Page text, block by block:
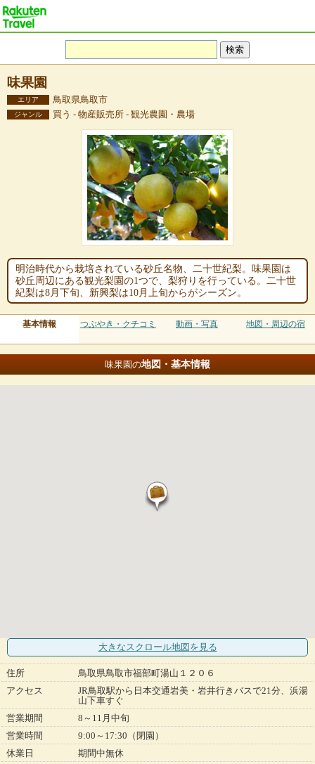
味果園
エリア 鳥取県鳥取市
ジャンル 買う - 物産販売所 - 観光農園・農場
明治時代から栽培されている砂丘名物、二十世紀梨。味果園は
砂丘周辺にある観光梨園の1つで、梨狩りを行っている。二十世
紀梨は8月下旬、新興梨は10月上旬からがシーズン。
基本情報 つぶやき・クチコミ 動画・写真 地図・周辺の宿
味果園の地図・基本情報
大きなスクロール地図 を見る
住所
鳥取県鳥取市福部町湯山１２０６
アクセス
JR鳥取駅から日本交通岩美・岩井行きバスで21分、浜湯
山下車すぐ
営業期間
8～11月中旬
営業時間
9:00～17:30（閉園）
休業日
期間中無休